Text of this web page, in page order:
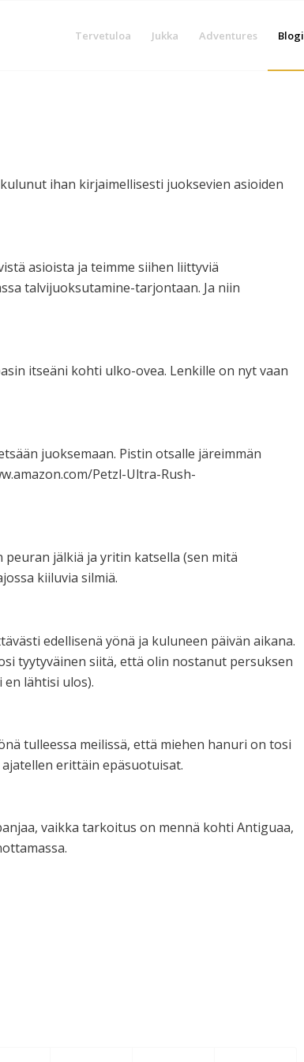
Tervetuloa Jukka Adventures Blogi
ihan kirjaimellisesti juoksevien asioiden
asioista ja teimme siihen liittyviä
talvijuoksutamine-tarjontaan. Ja niin
itseäni kohti ulko-ovea. Lenkille on nyt vaan
juoksemaan. Pistin otsalle järeimmän
Petzl-Ultra-Rush-
jälkiä ja yritin katsella (sen mitä
kiiluvia silmiä.
edellisenä yönä ja kuluneen päivän aikana.
tyytyväinen siitä, että olin nostanut persuksen
lähtisi ulos).
tulleessa meilissä, että miehen hanuri on tosi
erittäin epäsuotuisat.
vaikka tarkoitus on mennä kohti Antiguaa,